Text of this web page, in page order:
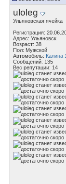
uloleg
Ульяновская ячейка
Регистрация:
Адрес: Ульяновск
Возраст: 38
Пол: Мужской
Автомобиль: Калина
Сообщений: 135
Вес репутации: 14